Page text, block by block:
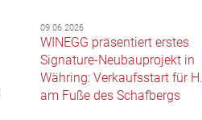
09.06.2026
WINEGG präsentiert erstes
Signature-Neubauprojekt in
Währing: Verkaufsstart für
am Fuße des Schafbergs